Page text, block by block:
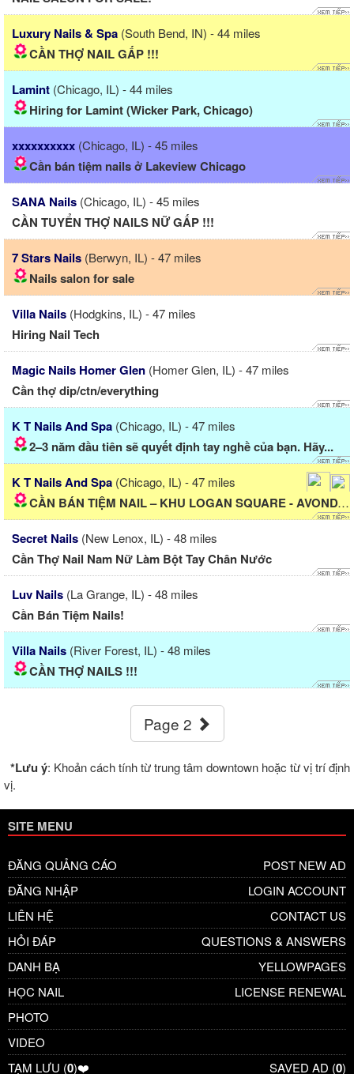
Luxury Nails & Spa (South Bend, IN) - 44 miles
CẦN THỢ NAIL GẤP !!!
Lamint (Chicago, IL) - 44 miles
Hiring for Lamint (Wicker Park, Chicago)
xxxxxxxxxx (Chicago, IL) - 45 miles
Cần bán tiệm nails ở Lakeview Chicago
SANA Nails (Chicago, IL) - 45 miles
CẦN TUYỂN THỢ NAILS NỮ GẤP !!!
7 Stars Nails (Berwyn, IL) - 47 miles
Nails salon for sale
Villa Nails (Hodgkins, IL) - 47 miles
Hiring Nail Tech
Magic Nails Homer Glen (Homer Glen, IL) - 47 miles
Cần thợ dip/ctn/everything
K T Nails And Spa (Chicago, IL) - 47 miles
2–3 năm đầu tiên sẽ quyết định tay nghề của bạn. Hãy...
K T Nails And Spa (Chicago, IL) - 47 miles
CẦN BÁN TIỆM NAIL – KHU LOGAN SQUARE - AVONDALE, CHICAGO
Secret Nails (New Lenox, IL) - 48 miles
Cần Thợ Nail Nam Nữ Làm Bột Tay Chân Nước
Luv Nails (La Grange, IL) - 48 miles
Cần Bán Tiệm Nails!
Villa Nails (River Forest, IL) - 48 miles
CẦN THỢ NAILS !!!
Page 2
*Lưu ý: Khoản cách tính từ trung tâm downtown hoặc từ vị trí định
vị.
SITE MENU
ĐĂNG QUẢNG CÁO
POST NEW AD
ĐĂNG NHẬP
LOGIN ACCOUNT
LIÊN HỆ
CONTACT US
HỎI ĐÁP
QUESTIONS & ANSWERS
DANH BẠ
YELLOWPAGES
HỌC NAIL
LICENSE RENEWAL
PHOTO
VIDEO
TẠM LƯU (0)❤️ SAVED AD (0)